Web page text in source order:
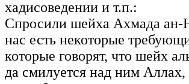
хадисоведении и т.п.:
Спросили шейха Ахмада
нас есть некоторые
которые говорят, что шейх
да смилуется над ним Аллах,